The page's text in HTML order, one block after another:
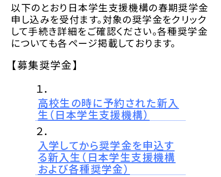
以下のとおり日本学生支援機構の春期奨学金
申し込みを受付ます。対象の奨学金をクリック
して手続き詳細をご確認ください。各種奨学金
についても各ページ掲載しております。
【募集奨学金】
１．
高校生の時に予約された新入
生（日本学生支援機構）
２．
入学してから奨学金を申込す
る新入生（日本学生支援機構
および各種奨学金）